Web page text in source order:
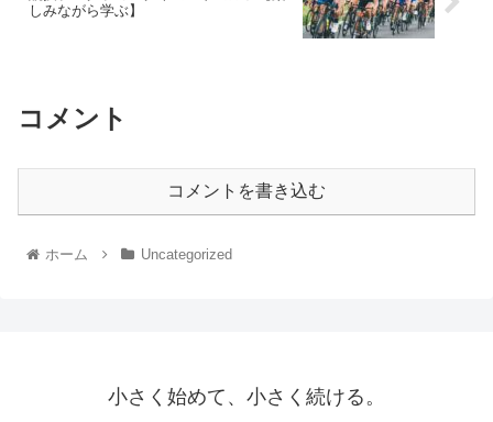
しみながら学ぶ】
コメント
コメントを書き込む
ホーム Uncategorized
小さく始めて、小さく続ける。